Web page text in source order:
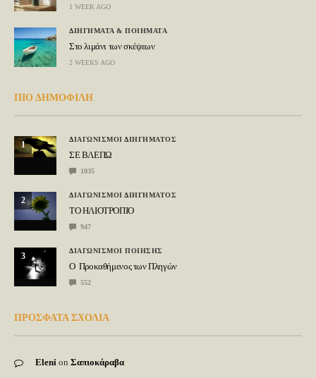
1 WEEK AGO
ΔΙΗΓΗΜΑΤΑ & ΠΟΙΗΜΑΤΑ
Στο λιμάνι των σκέψεων
2 WEEKS AGO
ΠΙΟ ΔΗΜΟΦΙΛΗ
1
ΔΙΑΓΩΝΙΣΜΟΙ ΔΙΗΓΗΜΑΤΟΣ
ΣΕ ΒΛΕΠΩ
1035
2
ΔΙΑΓΩΝΙΣΜΟΙ ΔΙΗΓΗΜΑΤΟΣ
ΤΟ ΗΛΙΟΤΡΟΠΙΟ
947
3
ΔΙΑΓΩΝΙΣΜΟΙ ΠΟΙΗΣΗΣ
Ο Προκαθήμενος των Πληγών
552
ΠΡΟΣΦΑΤΑ ΣΧΟΛΙΑ
Eleni on Σαπιοκάραβα